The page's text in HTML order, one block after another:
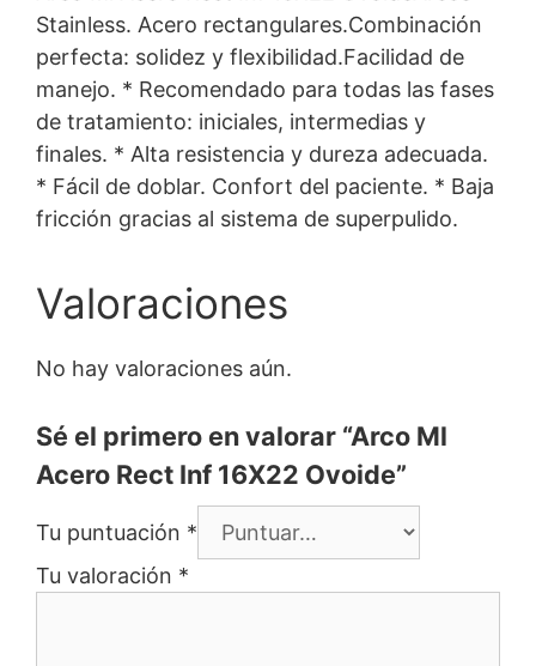
Stainless. Acero rectangulares.Combinación
perfecta: solidez y flexibilidad.Facilidad de
manejo. * Recomendado para todas las fases
de tratamiento: iniciales, intermedias y
finales. * Alta resistencia y dureza adecuada.
* Fácil de doblar. Confort del paciente. * Baja
fricción gracias al sistema de superpulido.
Valoraciones
No hay valoraciones aún.
Sé el primero en valorar “Arco Ml
Acero Rect Inf 16X22 Ovoide”
Tu puntuación *
Tu valoración *